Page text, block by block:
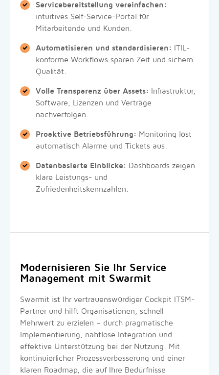
Servicebereitstellung vereinfachen:
intuitives Self-Service-Portal für
Mitarbeitende und Kunden.
Automatisieren und standardisieren: ITIL-
konforme Workflows sparen Zeit und sichern
Qualität.
Volle Transparenz über Assets: Infrastruktur,
Software, Lizenzen und Verträge
nachverfolgen.
Proaktive Betriebsführung: Monitoring löst
automatisch Alarme und Tickets aus.
Datenbasierte Einblicke: Dashboards zeigen
klare Leistungs- und
Zufriedenheitskennzahlen.
Modernisieren Sie Ihr Service
Management mit Swarmit
Swarmit ist Ihr vertrauenswürdiger Cockpit ITSM-
Partner und hilft Organisationen, schnell
Mehrwert zu erzielen – durch pragmatische
Implementierung, nahtlose Integration und
effektive Unterstützung bei der Nutzung. Mit
kontinuierlicher Prozessverbesserung und einer
klaren Roadmap, die auf Ihre Bedürfnisse